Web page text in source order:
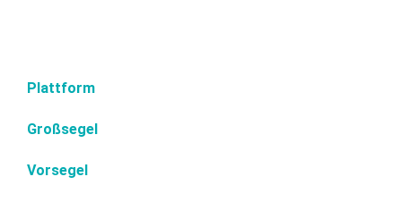
Plattform
Großsegel
Vorsegel